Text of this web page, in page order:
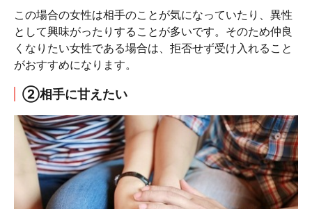
この場合の女性は相手のことが気になっていたり、異性
として興味がったりすることが多いです。そのため仲良
くなりたい女性である場合は、拒否せず受け入れること
がおすすめになります。
②相手に甘えたい